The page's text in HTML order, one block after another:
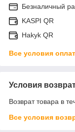
Безналичный
KASPI QR
Hakyk QR
Все условия
Условия
Возврат товара в
Все условия